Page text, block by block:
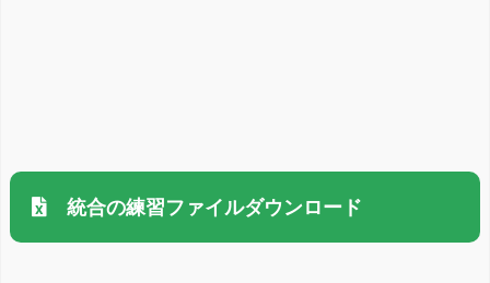
統合の練習ファイルダウンロード